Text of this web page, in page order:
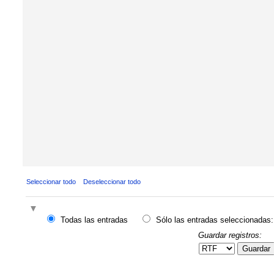
Seleccionar todo Deseleccionar todo
Todas las entradas
Sólo las entradas seleccionadas:
Guardar registros:
Guardar